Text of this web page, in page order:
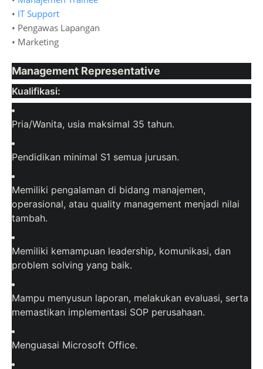
• IT Support
• Pengawas Lapangan
• Marketing
Management Representative
Kualifikasi:
Pria/Wanita, usia maksimal 35 tahun.
Pendidikan minimal S1 semua jurusan.
Memiliki pengalaman di bidang manajemen,
operasional, atau quality management menjadi nilai
tambah.
Memiliki kemampuan leadership, komunikasi, dan
problem solving yang baik.
Mampu menyusun laporan, melakukan evaluasi, serta
memastikan implementasi SOP perusahaan.
Menguasai Microsoft Office.